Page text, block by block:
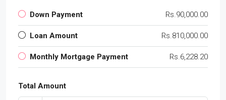
Down Payment Rs.90,000.00
Loan Amount Rs.810,000.00
Monthly Mortgage Payment Rs.6,228.20
Total Amount